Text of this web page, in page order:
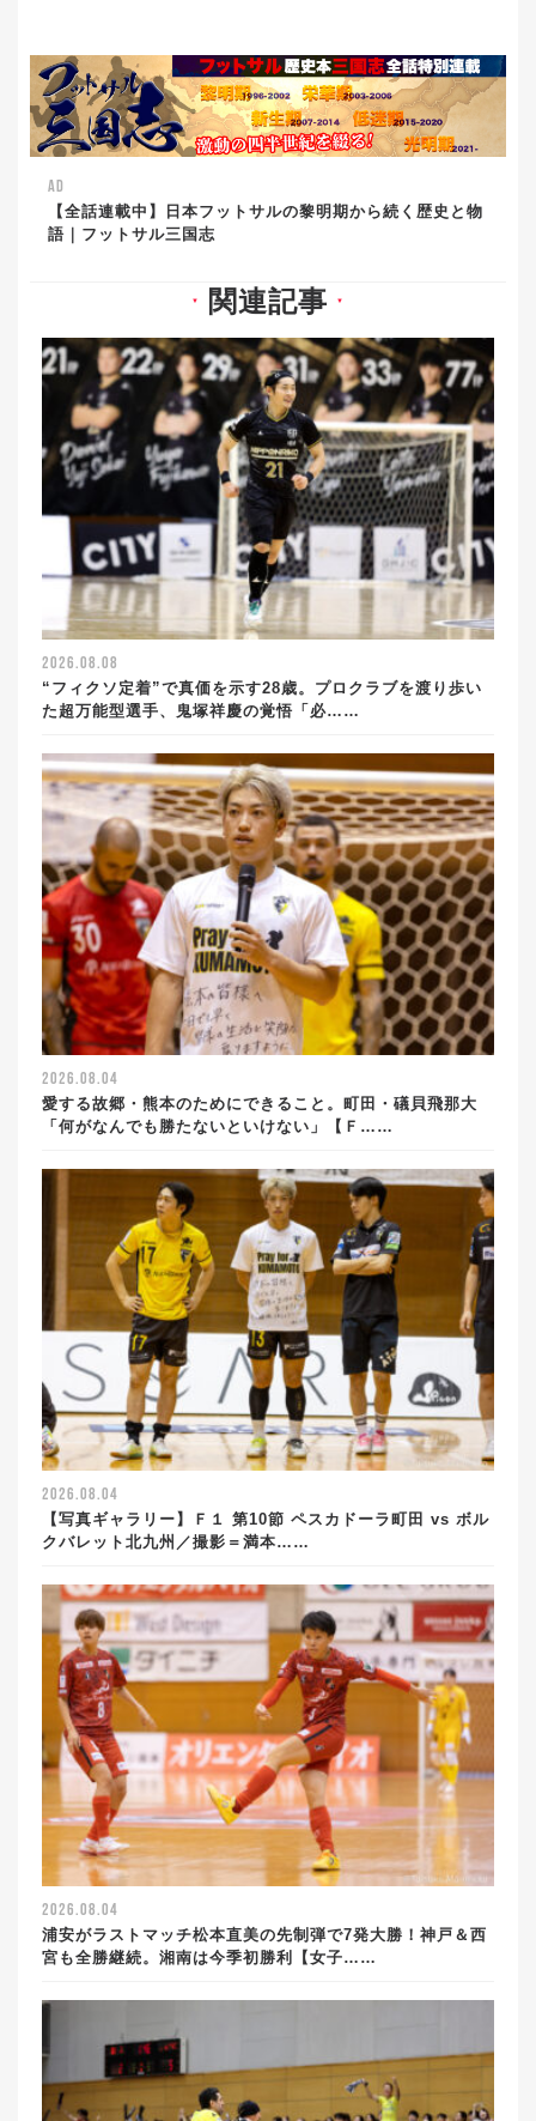
AD
【全話連載中】日本フットサルの黎明期から続く歴史と物
語｜フットサル三国志
▼ 関連記事 ▼
2026.08.08
“フィクソ定着”で真価を示す28歳。プロクラブを渡り歩い
た超万能型選手、鬼塚祥慶の覚悟「必……
2026.08.04
愛する故郷・熊本のためにできること。町田・礒貝飛那大
「何がなんでも勝たないといけない」【Ｆ……
2026.08.04
【写真ギャラリー】Ｆ１ 第10節 ペスカドーラ町田 vs ボル
クバレット北九州／撮影＝満本……
2026.08.04
浦安がラストマッチ松本直美の先制弾で7発大勝！神戸＆西
宮も全勝継続。湘南は今季初勝利【女子……